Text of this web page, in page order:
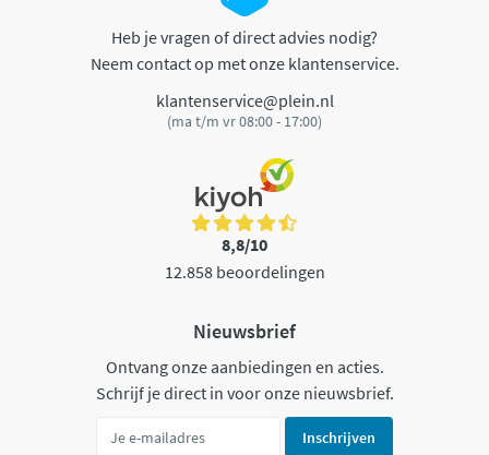
Heb je vragen of direct advies nodig?
Neem contact op met onze klantenservice.
klantenservice@plein.nl
(ma t/m vr 08:00 - 17:00)
8,8/10
12.858 beoordelingen
Nieuwsbrief
Ontvang onze aanbiedingen en acties.
Schrijf je direct in voor onze nieuwsbrief.
Inschrijven